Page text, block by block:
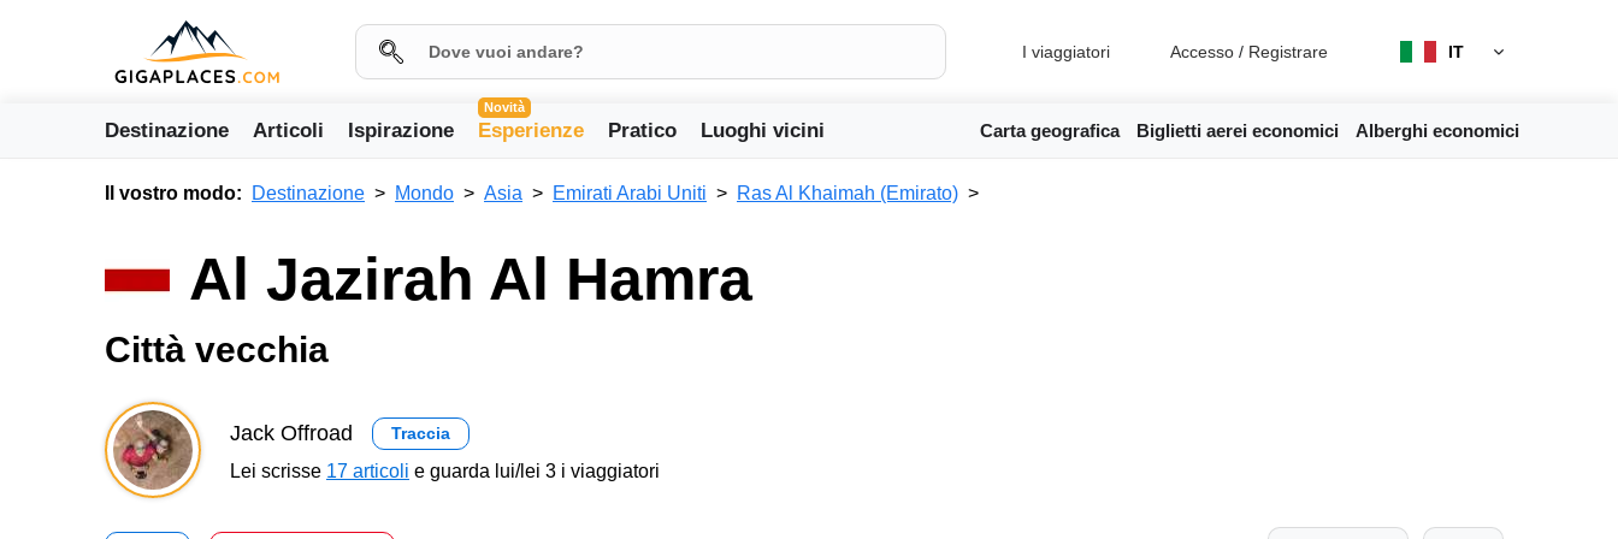
I viaggiatori Accesso / Registrare IT
Destinazione Articoli Ispirazione
Novità
Esperienze Pratico Luoghi vicini Carta geografica Biglietti aerei economici Alberghi economici
Il vostro modo: Destinazione Mondo Asia Emirati Arabi Uniti Ras Al Khaimah (Emirato)
Al Jazirah Al Hamra
Città vecchia
Jack Offroad Traccia
Lei scrisse 17 articoli e guarda lui/lei 3 i viaggiatori